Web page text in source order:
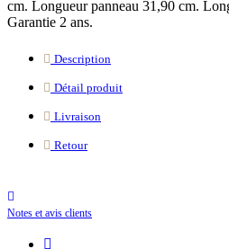
cm. Longueur panneau 31,90 cm.
Garantie 2 ans.
Description
Détail produit
Livraison
Retour
Notes et avis clients